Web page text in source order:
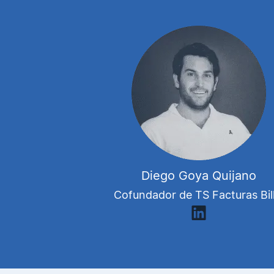
Diego Goya Quijano
Cofundador de TS Facturas